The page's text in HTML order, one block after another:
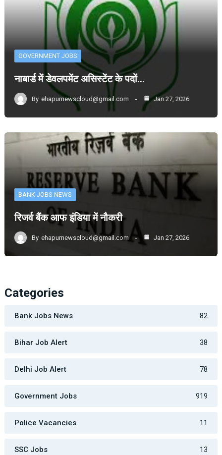
GOVERNMENT JOBS
नाबार्ड में डेवलपमेंट असिस्टेंट के पदों…
By ehapurnewscloud@gmail.com Jan 27, 2026
BANK JOBS NEWS
रिजर्व बैंक आफ इंडिया में नौकरी
By ehapurnewscloud@gmail.com Jan 27, 2026
Categories
Bank Jobs News 82
Bihar Job Alert 38
Delhi Job Alert 78
Government Jobs 919
Police Vacancies 11
SSC Jobs 13